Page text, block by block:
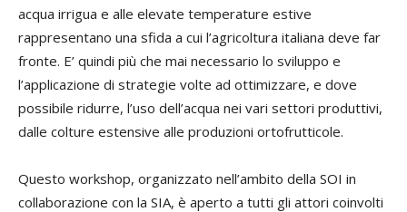
acqua irrigua e alle elevate temperature estive
rappresentano una sfida a cui l’agricoltura italiana deve far
fronte. E’ quindi più che mai necessario lo sviluppo e
l’applicazione di strategie volte ad ottimizzare, e dove
possibile ridurre, l’uso dell’acqua nei vari settori produttivi,
dalle colture estensive alle produzioni ortofrutticole.
Questo workshop, organizzato nell’ambito della SOI in
collaborazione con la SIA, è aperto a tutti gli attori coinvolti